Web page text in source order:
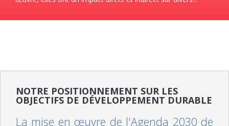
NOTRE POSITIONNEMENT SUR LES
OBJECTIFS DE DÉVELOPPEMENT DURABLE
La mise en œuvre de l'Agenda 2030 de